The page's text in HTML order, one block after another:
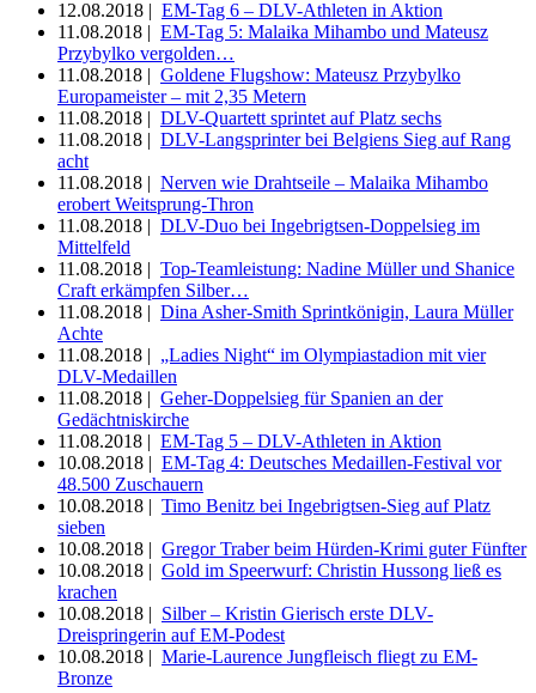
12.08.2018 | EM-Tag 6 – DLV-Athleten in Aktion
11.08.2018 | EM-Tag 5: Malaika Mihambo und Mateusz
Przybylko vergolden…
11.08.2018 | Goldene Flugshow: Mateusz Przybylko
Europameister – mit 2,35 Metern
11.08.2018 | DLV-Quartett sprintet auf Platz sechs
11.08.2018 | DLV-Langsprinter bei Belgiens Sieg auf Rang
acht
11.08.2018 | Nerven wie Drahtseile – Malaika Mihambo
erobert Weitsprung-Thron
11.08.2018 | DLV-Duo bei Ingebrigtsen-Doppelsieg im
Mittelfeld
11.08.2018 | Top-Teamleistung: Nadine Müller und Shanice
Craft erkämpfen Silber…
11.08.2018 | Dina Asher-Smith Sprintkönigin, Laura Müller
Achte
11.08.2018 | „Ladies Night“ im Olympiastadion mit vier
DLV-Medaillen
11.08.2018 | Geher-Doppelsieg für Spanien an der
Gedächtniskirche
11.08.2018 | EM-Tag 5 – DLV-Athleten in Aktion
10.08.2018 | EM-Tag 4: Deutsches Medaillen-Festival vor
48.500 Zuschauern
10.08.2018 | Timo Benitz bei Ingebrigtsen-Sieg auf Platz
sieben
10.08.2018 | Gregor Traber beim Hürden-Krimi guter Fünfter
10.08.2018 | Gold im Speerwurf: Christin Hussong ließ es
krachen
10.08.2018 | Silber – Kristin Gierisch erste DLV-
Dreispringerin auf EM-Podest
10.08.2018 | Marie-Laurence Jungfleisch fliegt zu EM-
Bronze